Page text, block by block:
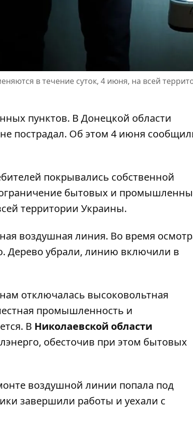
в течение суток, 4 июня, на всей
пунктов. В Донецкой области
пострадал. Об этом 4 июня
покрывались собственной
бытовых и
территории Украины.
воздушная линия. Во время
Дерево убрали, линию включили в
отключалась высоковольтная
промышленность и
В Николаевской области
обесточив при этом бытовых
воздушной линии попала под
завершили работы и уехали с